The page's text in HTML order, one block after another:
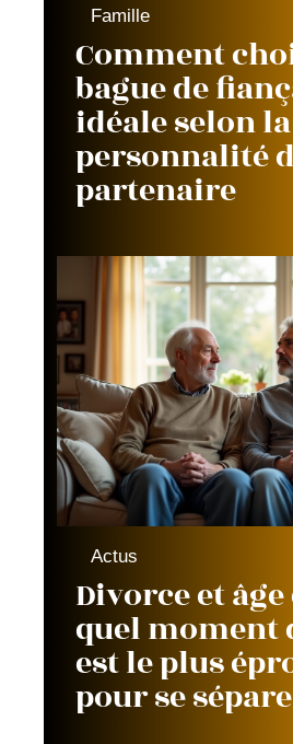
Famille
Comment
bague de
idéale selon la
personnalité
partenaire
Actus
Divorce et
quel moment
est le plus
pour se